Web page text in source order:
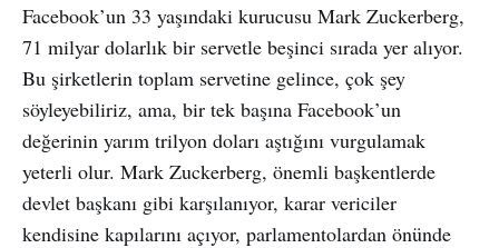
Facebook’un 33 yaşındaki kurucusu Mark Zuckerberg,
71 milyar dolarlık bir servetle beşinci sırada yer alıyor.
Bu şirketlerin toplam servetine gelince, çok şey
söyleyebiliriz, ama, bir tek başına Facebook’un
değerinin yarım trilyon doları aştığını vurgulamak
yeterli olur. Mark Zuckerberg, önemli başkentlerde
devlet başkanı gibi karşılanıyor, karar vericiler
kendisine kapılarını açıyor, parlamentolardan önünde